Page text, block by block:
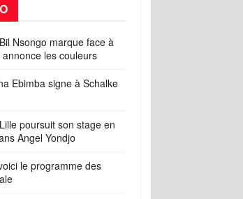
Nsongo marque face à
les couleurs
Ebimba signe à Schalke
poursuit son stage en
Angel Yondjo
le programme des